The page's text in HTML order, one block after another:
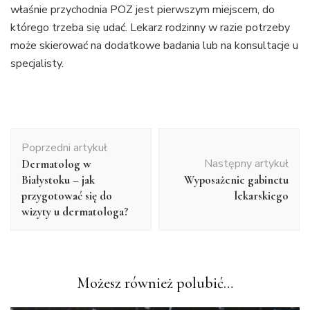
właśnie przychodnia POZ jest pierwszym miejscem, do
którego trzeba się udać. Lekarz rodzinny w razie potrzeby
może skierować na dodatkowe badania lub na konsultacje u
specjalisty.
wpisu
Poprzedni artykuł
Dermatolog w
Białystoku – jak
przygotować się do
wizyty u dermatologa?
Następny artykuł
Wyposażenie gabinetu
lekarskiego
Możesz również polubić…